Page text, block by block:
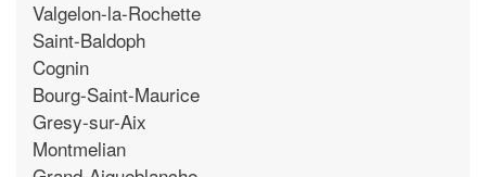
Valgelon-la-Rochette
Saint-Baldoph
Cognin
Bourg-Saint-Maurice
Gresy-sur-Aix
Montmelian